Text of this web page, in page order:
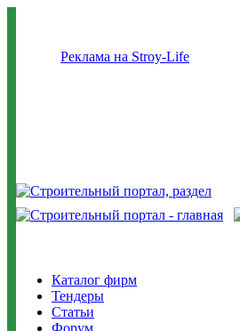
Реклама на Stroy-Life
Каталог фирм
Тендеры
Статьи
Форум